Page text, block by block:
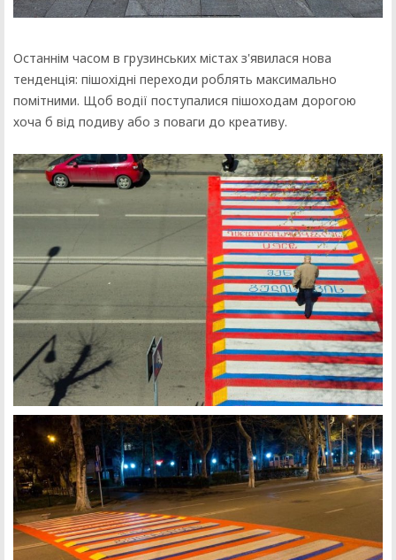
Останнім часом в грузинських містах з'явилася нова
тенденція: пішохідні переходи роблять максимально
помітними. Щоб водії поступалися пішоходам дорогою
хоча б від подиву або з поваги до креативу.